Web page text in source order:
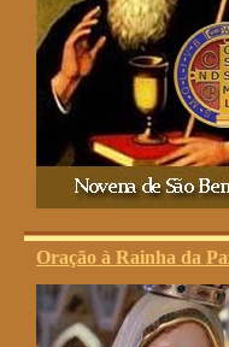
Oração à Rainha da